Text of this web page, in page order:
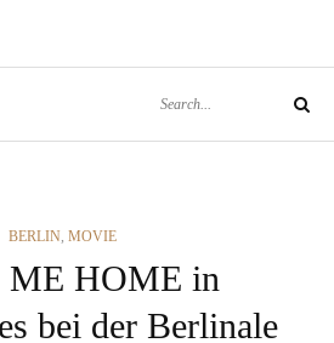
Search
CATEGORIES
BERLIN, MOVIE
HOME in
bei der Berlinale